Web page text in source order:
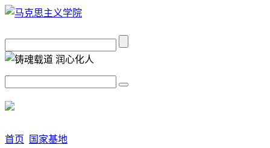
首页 国家基地